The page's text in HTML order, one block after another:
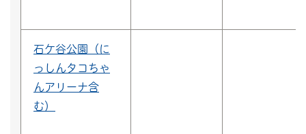
石ケ谷公園（に
っしんタコちゃ
んアリーナ含
む）